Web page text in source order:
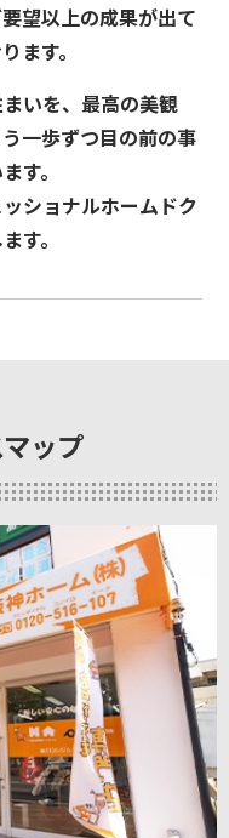
望以上の成果が出て
ます。
いを、最高の美観
一歩ずつ目の前の事
す。
ショナルホームドク
ます。
ップ